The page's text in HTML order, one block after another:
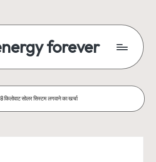
forever
सोलर सिस्टम लगवाने का खर्चा